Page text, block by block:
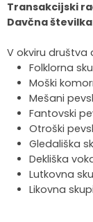
Transakcijski
Davčna
V okviru društva
Folklorna
Moški
Mešani
Fantovski
Otroški
Gledališka
Dekliška
Lutkovna
Likovna
Krajevne
Gasilstvo in
Občinski
Strateški
Javni zavod
Turistična taksa
Vprašajte občino
Predlagajte
Oskrba najdenih
Letovanje za
Organizacije s
Portal eUprava
Zasebni vrtci in
Merilniki hitrosti
Lokalni
Trajnostni
Župnije
Osmrtnice
Cenik storitev
Režijski obrat
JP VOKA SNAGA